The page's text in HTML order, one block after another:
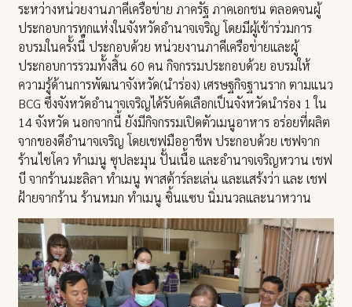
ระหว่างหน่วยงานภาคีเครือข่าย ภาครัฐ ภาคเอกชน ตลอดจนผู้
ประกอบการทุกแห่งในจังหวัดอำนาจเจริญ โดยมีผู้เข้าร่วมการ
อบรมในครั้งนี้ ประกอบด้วย หน่วยงานภาคีเครือข่ายและผู้
ประกอบการรวมทั้งสิ้น 60 คน กิจกรรมประกอบด้วย อบรมให้
ความรู้ด้านการพัฒนาจังหวัด(นำร่อง) เศรษฐกิจฐานราก ตามแนว
BCG ซึ่งจังหวัดอำนาจเจริญได้รับคัดเลือกเป็นจังหวัดนำร่อง 1 ใน
14 จังหวัด นอกจากนี้ ยังมีกิจกรรมเปิดตัวเมนูอาหาร อร่อยที่ผลิต
จากของดีอำนาจเจริญ โดยเชฟมืออาชีพ ประกอบด้วย เชฟจาก
ร้านไซโคว ทำเมนู ซุปละมุน ปั้นเนื้อ และอำนาจเจริญหวาน เชฟ
บี จากร้านมะลิลา ทำเมนู พาสต้าร์ละเล่น และแสร้งว่า และ เชฟ
ฝ้ายจากร้าน ร้านหมก ทำเมนู ซิ้นแซบ นิ่มนวลและนาหวาน